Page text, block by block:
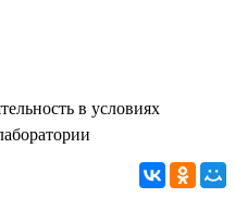
в условиях